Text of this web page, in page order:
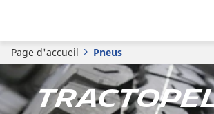
Page d'accueil Pneus